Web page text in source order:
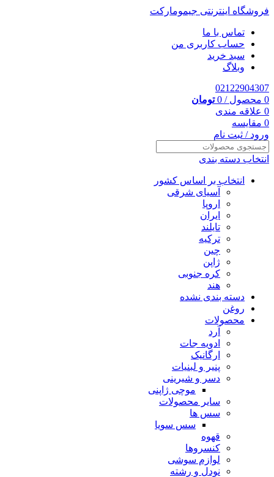
فروشگاه اینترنتی جیمومارکت
تماس با ما
حساب کاربری من
سبد خرید
وبلاگ
02122904307
0 محصول /
0 تومان
0 علاقه مندی
0 مقایسه
ورود / ثبت نام
انتخاب دسته بندی
انتخاب بر اساس کشور
آسیای شرقی
اروپا
ایران
تایلند
ترکیه
چین
ژاپن
کره جنوبی
هند
دسته بندی نشده
روغن
محصولات
آرد
ادویه جات
ارگانیک
پنیر و لبنیات
دسر و شیرینی
موچی ژاپنی
سایر محصولات
سس ها
سس سویا
قهوه
کنسروها
لوازم سوشی
نودل و رشته